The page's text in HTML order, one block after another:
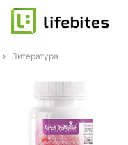
Литература